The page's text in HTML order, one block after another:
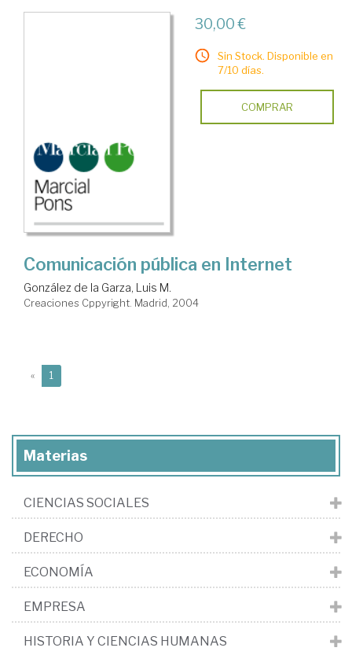
30,00 €
Sin Stock. Disponible en
7/10 días.
COMPRAR
Comunicación pública en Internet
González de la Garza, Luis M.
Creaciones Cppyright. Madrid, 2004
« 1
Materias
CIENCIAS SOCIALES
DERECHO
ECONOMÍA
EMPRESA
HISTORIA Y CIENCIAS HUMANAS